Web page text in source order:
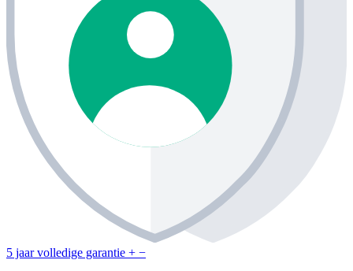
5 jaar volledige garantie + −